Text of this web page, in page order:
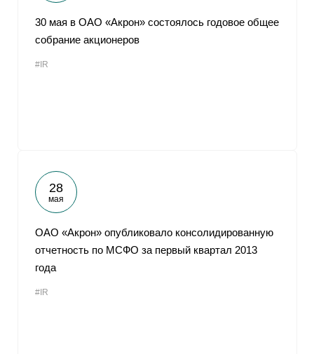
30 мая в ОАО «Акрон» состоялось годовое общее
собрание акционеров
#IR
28
мая
ОАО «Акрон» опубликовало консолидированную
отчетность по МСФО за первый квартал 2013
года
#IR